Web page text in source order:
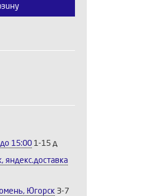
15:00 1-15 д
яндекс.доставка
Югорск 3-7